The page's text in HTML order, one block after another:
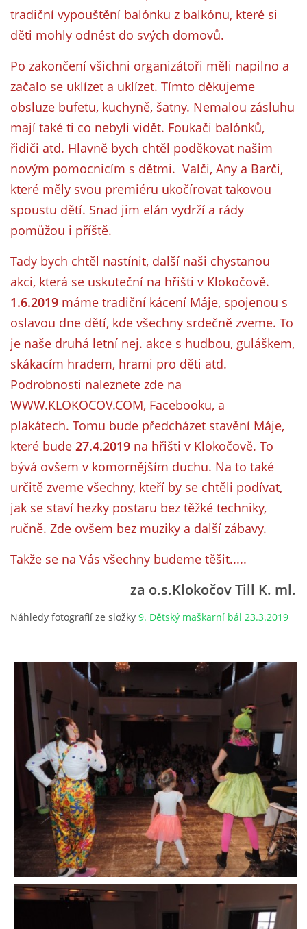
tradiční vypouštění balónku z balkónu, které si
děti mohly odnést do svých domovů.
Po zakončení všichni organizátoři měli napilno a
začalo se uklízet a uklízet. Tímto děkujeme
obsluze bufetu, kuchyně, šatny. Nemalou zásluhu
mají také ti co nebyli vidět. Foukači balónků,
řidiči atd. Hlavně bych chtěl poděkovat našim
novým pomocnicím s dětmi. Valči, Any a Barči,
které měly svou premiéru ukočírovat takovou
spoustu dětí. Snad jim elán vydrží a rády
pomůžou i příště.
Tady bych chtěl nastínit, další naši chystanou
akci, která se uskuteční na hřišti v Klokočově.
1.6.2019 máme tradiční kácení Máje, spojenou s
oslavou dne dětí, kde všechny srdečně zveme. To
je naše druhá letní nej. akce s hudbou, guláškem,
skákacím hradem, hrami pro děti atd.
Podrobnosti naleznete zde na
WWW.KLOKOCOV.COM, Facebooku, a
plakátech. Tomu bude předcházet stavění Máje,
které bude 27.4.2019 na hřišti v Klokočově. To
bývá ovšem v komornějším duchu. Na to také
určitě zveme všechny, kteří by se chtěli podívat,
jak se staví hezky postaru bez těžké techniky,
ručně. Zde ovšem bez muziky a další zábavy.
Takže se na Vás všechny budeme těšit.....
za o.s.Klokočov Till K. ml.
Náhledy fotografií ze složky 9. Dětský maškarní bál 23.3.2019